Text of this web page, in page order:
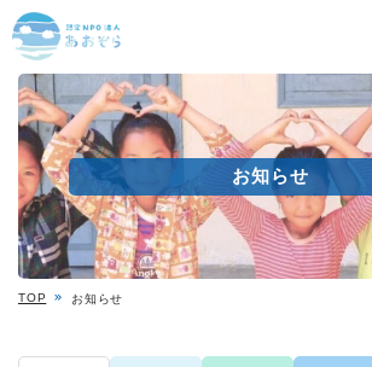
お知らせ
TOP お知らせ